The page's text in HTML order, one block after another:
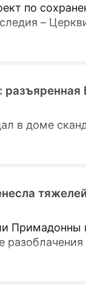
по
–
в доме
Примадонны